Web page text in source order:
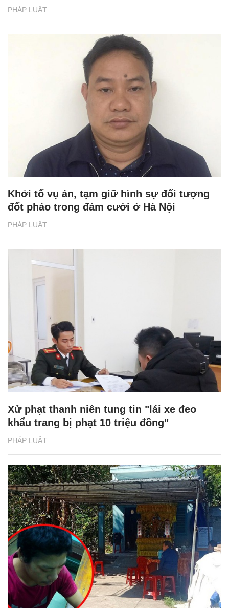
PHÁP LUẬT
PHÁP LUẬT
Khởi tố vụ án, tạm giữ hình sự đối tượng
đốt pháo trong đám cưới ở Hà Nội
PHÁP LUẬT
Xử phạt thanh niên tung tin "lái xe đeo
khẩu trang bị phạt 10 triệu đồng"